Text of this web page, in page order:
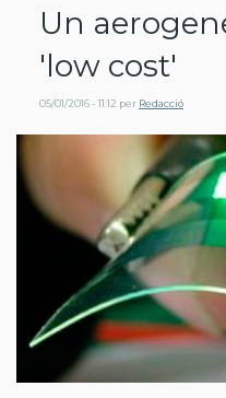
Un
'low cost'
05/01/2016 - 11:12 per Redacció